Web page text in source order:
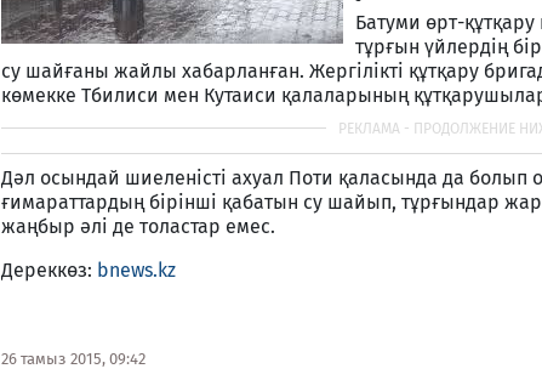
Батуми өрт-
тұрғын үйлердің
су шайғаны жайлы хабарланған. Жергілікті құтқару
көмекке Тбилиси мен Кутаиси қалаларының
Дәл осындай шиеленісті ахуал Поти қаласында да
ғимараттардың бірінші қабатын су шайып, тұрғындар
жаңбыр әлі де толастар емес.
Дереккөз: bnews.kz
26 тамыз 2015, 09:42